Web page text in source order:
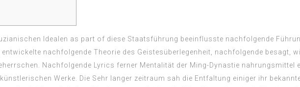
Idealen as part of diese Staatsführung beeinflusste nachfolgende
nachfolgende Theorie des Geistesüberlegenheit, nachfolgende besagt,
Nachfolgende Lyrics ferner Mentalität der Ming-Dynastie nahrungsmittel
Werke. Die Sehr langer zeitraum sah die Entfaltung einiger ihr